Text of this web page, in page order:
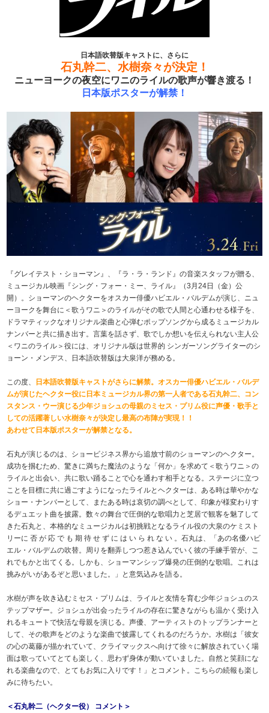
日本語吹替版キャストに、さらに
石丸幹二、水樹奈々が決定！
ニューヨークの夜空にワニのライルの歌声が響き渡る！
日本版ポスターが解禁！
『グレイテスト・ショーマン』、『ラ・ラ・ランド』の音楽スタッフが贈る、
ミュージカル映画『シング・フォー・ミー、ライル』（3月24日（金）公
開）。ショーマンのヘクターをオスカー俳優ハビエル・バルデムが演じ、ニュ
ーヨークを舞台に＜歌うワニ＞のライルがその歌で人間と心通わせる様子を、
ドラマティックなオリジナル楽曲と心弾むポップソングから成るミュージカル
ナンバーと共に描き出す。言葉を話さず、歌でしか想いを伝えられない主人公
＜ワニのライル＞役には、オリジナル版は世界的 シンガーソングライターのシ
ョーン・メンデス、日本語吹替版は大泉洋が務める。
この度、
日本語吹替版キャストがさらに解禁。オスカー俳優ハビエル・バルデ
ムが演じたヘクター役に日本ミュージカル界の第一人者である石丸幹二、コン
スタンス・ウー演じる少年ジョシュの母親のミセス・プリム役に声優・歌手と
しての活躍著しい水樹奈々が決定し最高の布陣が実現！！
あわせて日本版ポスターが解禁となる。
石丸が演じるのは、ショービジネス界から追放寸前のショーマンのヘクター。
成功を掴むため、驚きに満ちた魔法のような「何か」を求めて＜歌うワニ＞の
ライルと出会い、共に歌い踊ることで心を通わす相手となる。ステージに立つ
ことを目標に共に過ごすようになったライルとヘクターは、ある時は華やかな
ショー・ナンバーとして、またある時は哀切の調べとして、印象が様変わりす
るデュエット曲を披露。数々の舞台で圧倒的な歌唱力と芝居で観客を魅了して
きた石丸と、本格的なミュージカルは初挑戦となるライル役の大泉のケミスト
リーに 否 が 応 で も 期 待 せ ず に は い ら れ な い 。石丸は、「あの名優ハビ
エル・バルデムの吹替。周りを翻弄しつつ惹き込んでいく彼の手練手管が、こ
れでもかと出てくる。しかも、ショーマンシップ爆発の圧倒的な歌唱。これは
挑みがいがあるぞと思いました。」と意気込みを語る。
水樹が声を吹き込むミセス・プリムは、ライルと友情を育む少年ジョシュのス
テップマザー。ジョシュが出会ったライルの存在に驚きながらも温かく受け入
れるキュートで快活な母親を演じる。声優、アーティストのトップランナーと
して、その歌声をどのような楽曲で披露してくれるのだろうか。水樹は「彼女
の心の葛藤が描かれていて、クライマックスへ向けて徐々に解放されていく場
面は歌っていてとても楽しく、思わず身体が動いていました。自然と笑顔にな
れる楽曲なので、とてもお気に入りです！」とコメント。こちらの続報も楽し
みに待ちたい。
＜石丸幹二（ヘクター役） コメント＞